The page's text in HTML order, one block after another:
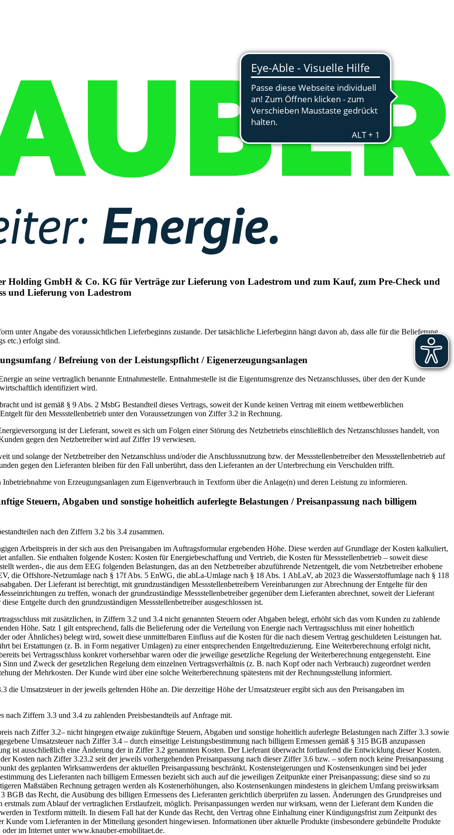
Holding GmbH & Co. KG für Verträge zur Lieferung von Ladestrom und zum Kauf, zum Pre-Check und
und Lieferung von Ladestrom
unter Angabe des voraussichtlichen Lieferbeginns zustande. Der tatsächliche Lieferbeginn hängt davon ab, dass alle für die Belieferung
etc.) erfolgt sind.
/ Befreiung von der Leistungspflicht / Eigenerzeugungsanlagen
an seine vertraglich benannte Entnahmestelle. Entnahmestelle ist die Eigentumsgrenze des Netzanschlusses, über den der Kunde
identifiziert wird.
und ist gemäß § 9 Abs. 2 MsbG Bestandteil dieses Vertrags, soweit der Kunde keinen Vertrag mit einem wettbewerblichen
für den Messstellenbetrieb unter den Voraussetzungen von Ziffer 3.2 in Rechnung.
ist der Lieferant, soweit es sich um Folgen einer Störung des Netzbetriebs einschließlich des Netzanschlusses handelt, von
gegen den Netzbetreiber wird auf Ziffer 19 verwiesen.
und solange der Netzbetreiber den Netzanschluss und/oder die Anschlussnutzung bzw. der Messstellenbetreiber den Messstellenbetrieb auf
gegen den Lieferanten bleiben für den Fall unberührt, dass den Lieferanten an der Unterbrechung ein Verschulden trifft.
von Erzeugungsanlagen zum Eigenverbrauch in Textform über die Anlage(n) und deren Leistung zu informieren.
Steuern, Abgaben und sonstige hoheitlich auferlegte Belastungen / Preisanpassung nach billigem
nach den Ziffern 3.2 bis 3.4 zusammen.
Arbeitspreis in der sich aus den Preisangaben im Auftragsformular ergebenden Höhe. Diese werden auf Grundlage der Kosten kalkuliert,
Sie enthalten folgende Kosten: Kosten für Energiebeschaffung und Vertrieb, die Kosten für Messstellenbetrieb – soweit diese
werden-, die aus dem EEG folgenden Belastungen, das an den Netzbetreiber abzuführende Netzentgelt, die vom Netzbetreiber erhobene
die Offshore-Netzumlage nach § 17f Abs. 5 EnWG, die abLa-Umlage nach § 18 Abs. 1 AbLaV, ab 2023 die Wasserstoffumlage nach § 118
Der Lieferant ist berechtigt, mit grundzuständigen Messstellenbetreibern Vereinbarungen zur Abrechnung der Entgelte für den
zu treffen, wonach der grundzuständige Messstellenbetreiber gegenüber dem Lieferanten abrechnet, soweit der Lieferant
Entgelte durch den grundzuständigen Messstellenbetreiber ausgeschlossen ist.
mit zusätzlichen, in Ziffern 3.2 und 3.4 nicht genannten Steuern oder Abgaben belegt, erhöht sich das vom Kunden zu zahlende
Höhe. Satz 1 gilt entsprechend, falls die Belieferung oder die Verteilung von Energie nach Vertragsschluss mit einer hoheitlich
oder Ähnliches) belegt wird, soweit diese unmittelbaren Einfluss auf die Kosten für die nach diesem Vertrag geschuldeten Leistungen hat.
bei Erstattungen (z. B. in Form negativer Umlagen) zu einer entsprechenden Entgeltreduzierung. Eine Weiterberechnung erfolgt nicht,
bei Vertragsschluss konkret vorhersehbar waren oder die jeweilige gesetzliche Regelung der Weiterberechnung entgegensteht. Eine
und Zweck der gesetzlichen Regelung dem einzelnen Vertragsverhältnis (z. B. nach Kopf oder nach Verbrauch) zugeordnet werden
der Mehrkosten. Der Kunde wird über eine solche Weiterberechnung spätestens mit der Rechnungsstellung informiert.
Umsatzsteuer in der jeweils geltenden Höhe an. Die derzeitige Höhe der Umsatzsteuer ergibt sich aus den Preisangaben im
Ziffern 3.3 und 3.4 zu zahlenden Preisbestandteils auf Anfrage mit.
nach Ziffer 3.2– nicht hingegen etwaige zukünftige Steuern, Abgaben und sonstige hoheitlich auferlegte Belastungen nach Ziffer 3.3 sowie
Umsatzsteuer nach Ziffer 3.4 – durch einseitige Leistungsbestimmung nach billigem Ermessen gemäß § 315 BGB anzupassen
ist ausschließlich eine Änderung der in Ziffer 3.2 genannten Kosten. Der Lieferant überwacht fortlaufend die Entwicklung dieser Kosten.
Kosten nach Ziffer 3.23.2 seit der jeweils vorhergehenden Preisanpassung nach dieser Ziffer 3.6 bzw. – sofern noch keine Preisanpassung
des geplanten Wirksamwerdens der aktuellen Preisanpassung beschränkt. Kostensteigerungen und Kostensenkungen sind bei jeder
des Lieferanten nach billigem Ermessen bezieht sich auch auf die jeweiligen Zeitpunkte einer Preisanpassung; diese sind so zu
Maßstäben Rechnung getragen werden als Kostenerhöhungen, also Kostensenkungen mindestens in gleichem Umfang preiswirksam
das Recht, die Ausübung des billigen Ermessens des Lieferanten gerichtlich überprüfen zu lassen. Änderungen des Grundpreises und
zum Ablauf der vertraglichen Erstlaufzeit, möglich. Preisanpassungen werden nur wirksam, wenn der Lieferant dem Kunden die
in Textform mitteilt. In diesem Fall hat der Kunde das Recht, den Vertrag ohne Einhaltung einer Kündigungsfrist zum Zeitpunkt des
vom Lieferanten in der Mitteilung gesondert hingewiesen. Informationen über aktuelle Produkte (insbesondere gebündelte Produkte
im Internet unter www.knauber-emobilitaet.de.